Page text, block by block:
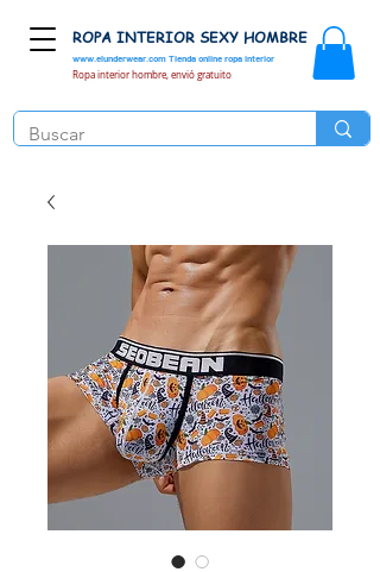
www.elunderwear.com Tienda online ropa interior
ROPA INTERIOR SEXY HOMBRE
Ropa interior hombre, envió gratuito